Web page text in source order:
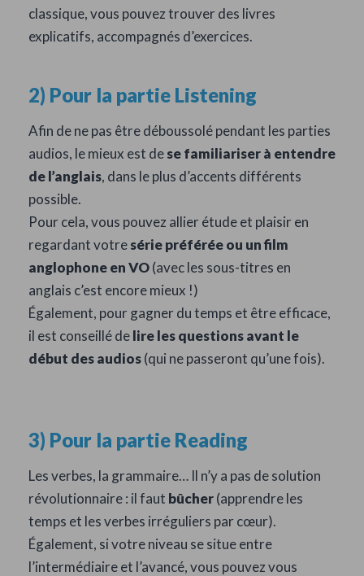
classique, vous pouvez trouver des livres
explicatifs, accompagnés d’exercices.
2) Pour la partie Listening
Afin de ne pas être déboussolé pendant les parties
audios, le mieux est dese familiariser à entendre
de l’anglais, dans le plus d’accents différents
possible.
Pour cela, vous pouvez allier étude et plaisir en
regardant votresérie préférée ou un film
anglophone en VO(avec les sous-titres en
anglais c’est encore mieux !)
Également, pour gagner du temps et être efficace,
il est conseillé delire les questions avant le
début des audios(qui ne passeront qu’une fois).
3) Pour la partie Reading
Les verbes, la grammaire… Il n’y a pas de solution
révolutionnaire : il faut bûcher(apprendre les
temps et les verbes irréguliers par cœur).
Également, si votre niveau se situe entre
l’intermédiaire et l’avancé, vous pouvez vous